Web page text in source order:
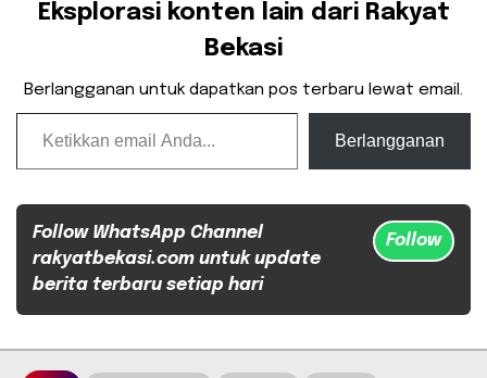
Eksplorasi konten lain dari Rakyat
Bekasi
Berlangganan untuk dapatkan pos terbaru lewat email.
Ketikkan email Anda...
Berlangganan
Follow WhatsApp Channel
rakyatbekasi.com untuk update
berita terbaru setiap hari
Follow